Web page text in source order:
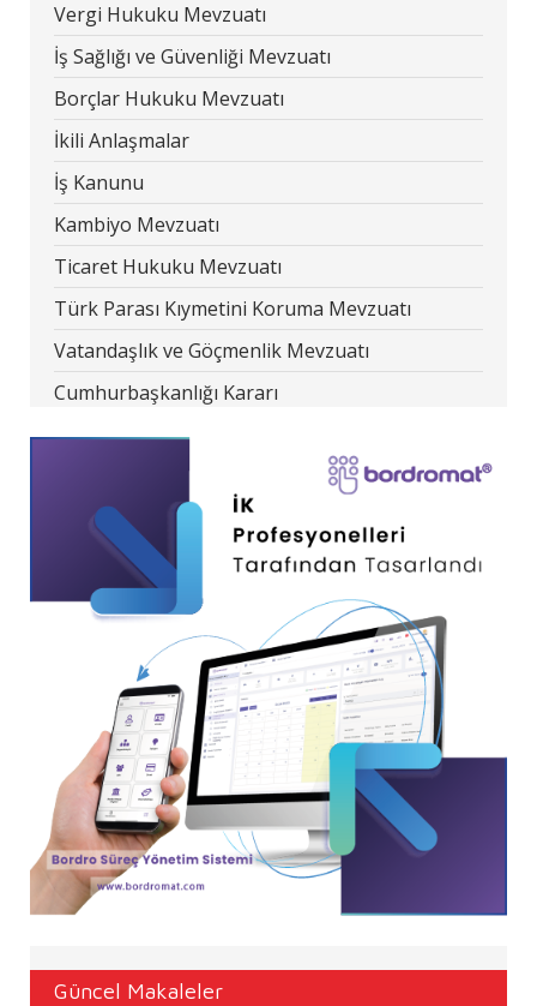
Vergi Hukuku Mevzuatı
İş Sağlığı ve Güvenliği Mevzuatı
Borçlar Hukuku Mevzuatı
İkili Anlaşmalar
İş Kanunu
Kambiyo Mevzuatı
Ticaret Hukuku Mevzuatı
Türk Parası Kıymetini Koruma Mevzuatı
Vatandaşlık ve Göçmenlik Mevzuatı
Cumhurbaşkanlığı Kararı
Güncel Makaleler